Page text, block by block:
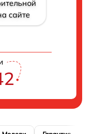
сайте